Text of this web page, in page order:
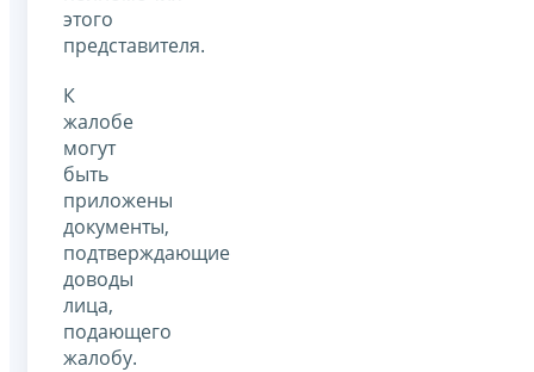
этого
представителя.
К
жалобе
могут
быть
приложены
документы,
подтверждающие
доводы
лица,
подающего
жалобу.